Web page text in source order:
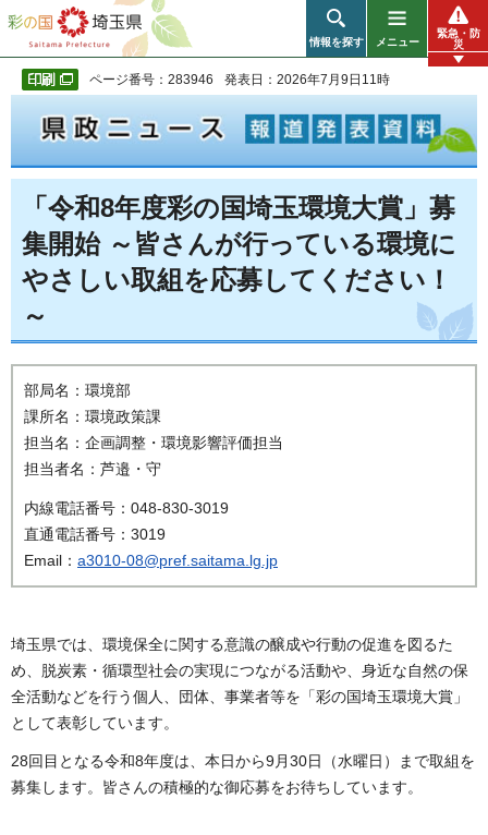
彩の国 埼玉県
情報を探す メニュー
緊急・防
災
ページ番号：283946 発表日：2026年7月9日11時
「令和8年度彩の国埼玉環境大賞」募
集開始 ～皆さんが行っている環境に
やさしい取組を応募してください！
～
部局名：環境部
課所名：環境政策課
担当名：企画調整・環境影響評価担当
担当者名：芦邉・守
内線電話番号：048-830-3019
直通電話番号：3019
Email： a3010-08@pref.saitama.lg.jp
埼玉県では、環境保全に関する意識の醸成や行動の促進を図るた
め、脱炭素・循環型社会の実現につながる活動や、身近な自然の保
全活動などを行う個人、団体、事業者等を「彩の国埼玉環境大賞」
として表彰しています。
28回目となる令和8年度は、本日から9月30日（水曜日）まで取組を
募集します。皆さんの積極的な御応募をお待ちしています。